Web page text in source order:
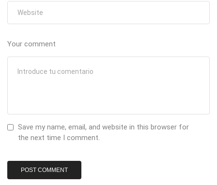
Your comment
Save my name, email, and website in this browser for
the next time I comment.